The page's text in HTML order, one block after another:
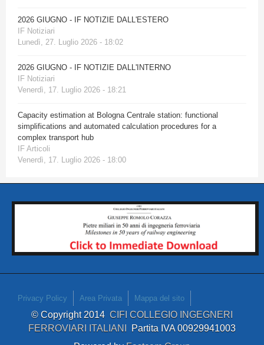
2026 GIUGNO - IF NOTIZIE DALL'ESTERO
IF Notiziari
Lunedì, 27. Luglio 2026 - 18:02
2026 GIUGNO - IF NOTIZIE DALL'INTERNO
IF Notiziari
Venerdì, 17. Luglio 2026 - 18:21
Capacity estimation at Bologna Centrale station: functional
simplifications and automated calculation procedures for a
complex transport hub
IF Articoli
Venerdì, 17. Luglio 2026 - 18:00
Privacy Policy Area Privata Mappa del sito
© Copyright 2014 CIFI COLLEGIO INGEGNERI
FERROVIARI ITALIANI Partita IVA 00929941003